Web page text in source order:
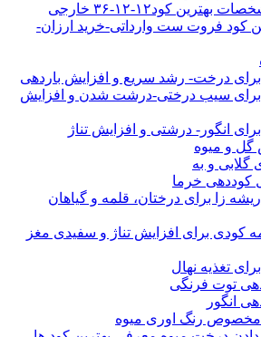
کود۱۲-۱۲-۳۶ خارجی
کود فروت ست وارداتی-خرید ارزان-
برای درخت- رشد سریع و افزایش باردهی
برای سیب درختی-درشت شدن و افزایش
انگور- درشتی و افزایش تناژ
و میوه
گلابی و به
کوددهی خرما
زا برای درختان، قلمه و گیاهان
کودی برای افزایش تناژ و سفیدی مغز
تغذیه نهال
توت فرنگی
انگور
مخصوص رنگ اوری میوه